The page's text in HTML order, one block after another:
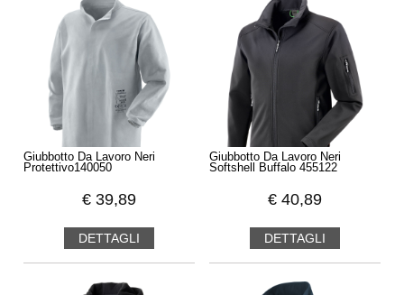
Giubbotto Da Lavoro Neri
Protettivo140050
€ 39,89
DETTAGLI
Giubbotto Da Lavoro Neri
Softshell Buffalo 455122
€ 40,89
DETTAGLI